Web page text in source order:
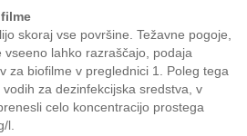
skoraj vse površine. Težavne pogoje,
vseeno lahko razraščajo, podaja
za biofilme v preglednici 1. Poleg tega
za dezinfekcijska sredstva, v
celo koncentracijo prostega
l.